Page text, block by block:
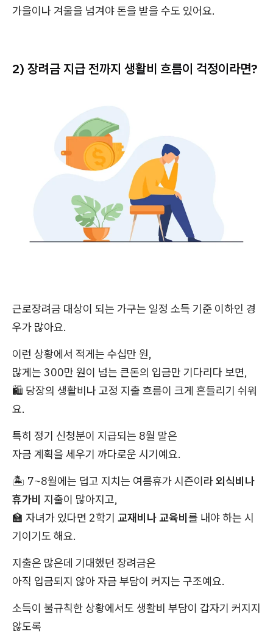
가을이나 겨울을 넘겨야 돈을 받을 수도 있어요.
2) 장려금 지급 전까지 생활비 흐름이 걱정이라면?
근로장려금 대상이 되는 가구는 일정 소득 기준 이하인 경
우가 많아요.
이런 상황에서 적게는 수십만 원,
많게는 300만 원이 넘는 큰돈의 입금만 기다리다 보면,
🛍️ 당장의 생활비나 고정 지출 흐름이 크게 흔들리기 쉬워
요.
특히 정기 신청분이 지급되는 8월 말은
자금 계획을 세우기 까다로운 시기예요.
🏝️ 7~8월에는 덥고 지치는 여름휴가 시즌이라외식비나
휴가비 지출이 많아지고,
🏫 자녀가 있다면 2학기 교재비나 교육비를 내야 하는 시
기이기도 해요.
지출은 많은데 기대했던 장려금은
아직 입금되지 않아 자금 부담이 커지는 구조예요.
소득이 불규칙한 상황에서도 생활비 부담이 갑자기 커지지
않도록